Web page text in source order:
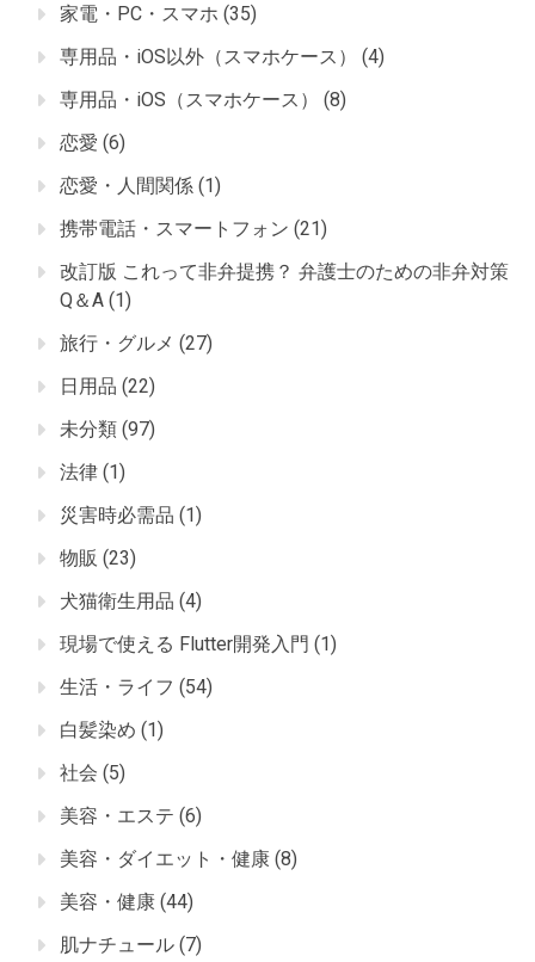
家電・PC・スマホ (35)
専用品・iOS以外（スマホケース）
(4)
専用品・iOS（スマホケース）
(8)
恋愛 (6)
恋愛・人間関係 (1)
携帯電話・スマートフォン (21)
改訂版 これって非弁提携？ 弁護士のための非弁対策
Q＆A (1)
旅行・グルメ (27)
日用品 (22)
未分類 (97)
法律 (1)
災害時必需品 (1)
物販 (23)
犬猫衛生用品 (4)
現場で使える Flutter開発入門 (1)
生活・ライフ (54)
白髪染め (1)
社会 (5)
美容・エステ (6)
美容・ダイエット・健康 (8)
美容・健康 (44)
肌ナチュール (7)